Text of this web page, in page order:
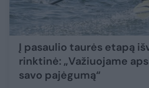
Į pasaulio taurės etapą
rinktinė: „Važiuojame
savo pajėgumą“